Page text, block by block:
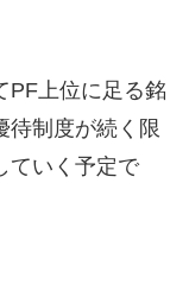
上位に足る銘
待制度が続く限
ていく予定で